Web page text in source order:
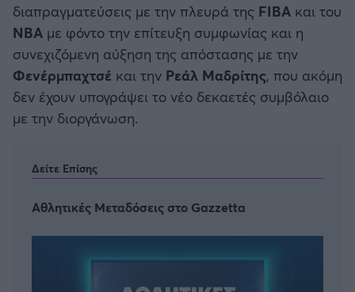
διαπραγματεύσεις με την πλευρά της FIBA και του
ΝΒΑ με φόντο την επίτευξη συμφωνίας και η
συνεχιζόμενη αύξηση της απόστασης με την
Φενέρμπαχτσέ και την Ρεάλ Μαδρίτης, που ακόμη
δεν έχουν υπογράψει το νέο δεκαετές συμβόλαιο
με την διοργάνωση.
Δείτε Επίσης
Αθλητικές Μεταδόσεις στο Gazzetta